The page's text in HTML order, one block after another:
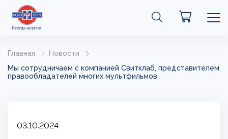
Главная
Новости
Мы сотрудничаем с компанией Свитклаб, представителем
правообладателей многих мультфильмов
03.10.2024